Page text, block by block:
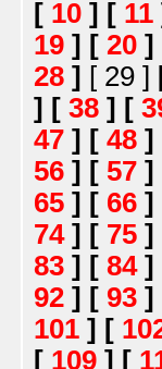
[ 10 ] [ 11
19 ] [ 20 ]
28 ] [ 29 ]
] [ 38 ] [
47 ] [ 48 ]
56 ] [ 57 ]
65 ] [ 66 ]
74] [ 75 ]
83 ] [ 84]
92 ] [ 93 ]
101 ] [
[ 109 ] [